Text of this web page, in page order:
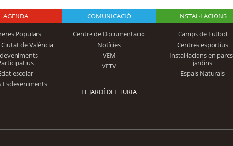
Logo Fundación
Trinidad Alfonso
AGENDA
Populars
de València
escolar
Esdeveniments
COMUNICACIÓ
Centre de Documentació
Notícies
VEM
VETV
INSTAL·LACIONS
Camps de Futbol
Centres esportius
Instal·lacions en
jardins
Espais Naturals
EL JARDÍ DEL TURIA